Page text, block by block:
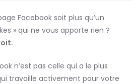
Facebook soit plus qu’un
» qui ne vous apporte rien ?
n’est pas celle qui a le plus
travaille activement pour votre